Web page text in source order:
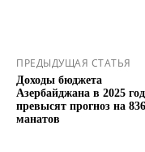
ПРЕДЫДУЩАЯ СТАТЬЯ
Доходы бюджета
Азербайджана в 2025
превысят прогноз на
манатов